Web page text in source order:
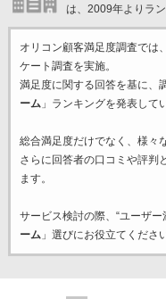
は、2009年よりラ
オリコン顧客満足度調査では
ケート調査を実施。
満足度に関する回答を基に、
ーム」ランキングを発表して
総合満足度だけでなく、様々
さらに回答者の口コミや評判
ます。
サービス検討の際、“ユーザー
ーム」選びにお役立てください